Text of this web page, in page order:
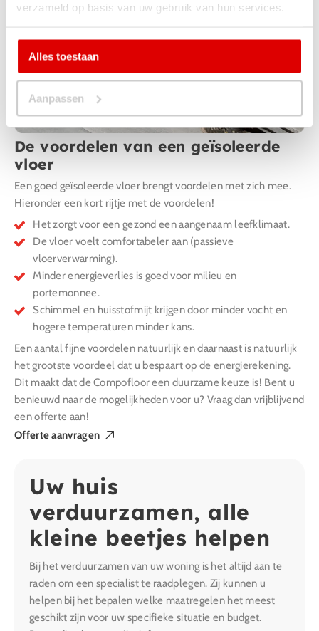
verzameld op basis van uw gebruik van hun services.
Alles toestaan
Aanpassen
De voordelen van een geïsoleerde
vloer
Een goed geïsoleerde vloer brengt voordelen met zich mee.
Hieronder een kort rijtje met de voordelen!
Het zorgt voor een gezond een aangenaam leefklimaat.
De vloer voelt comfortabeler aan (passieve
vloerverwarming).
Minder energieverlies is goed voor milieu en
portemonnee.
Schimmel en huisstofmijt krijgen door minder vocht en
hogere temperaturen minder kans.
Een aantal fijne voordelen natuurlijk en daarnaast is natuurlijk
het grootste voordeel dat u bespaart op de energierekening.
Dit maakt dat de Compofloor een duurzame keuze is! Bent u
benieuwd naar de mogelijkheden voor u? Vraag dan vrijblijvend
een offerte aan!
Offerte aanvragen
Uw huis
verduurzamen, alle
kleine beetjes helpen
Bij het verduurzamen van uw woning is het altijd aan te
raden om een specialist te raadplegen. Zij kunnen u
helpen bij het bepalen welke maatregelen het meest
geschikt zijn voor uw specifieke situatie en budget.